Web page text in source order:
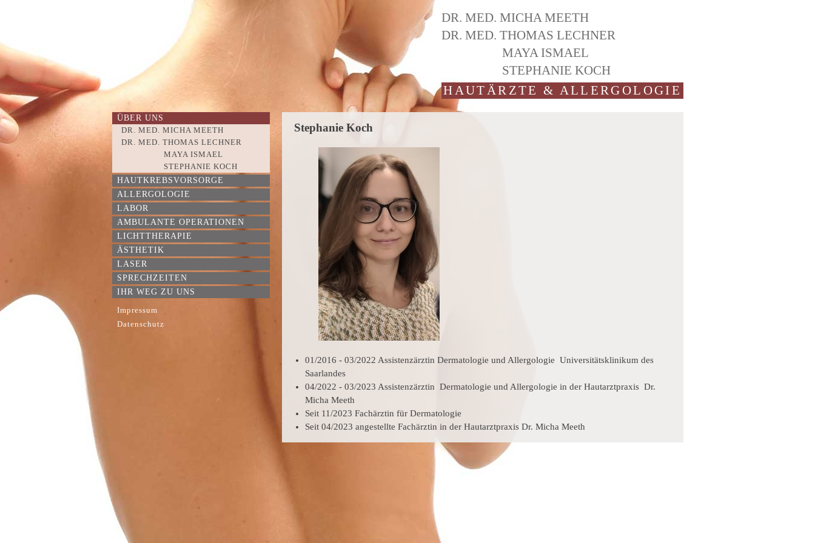
DR. MED.MICHA MEETH
DR. MED.THOMAS LECHNER
MAYA ISMAEL
STEPHANIE KOCH
HAUTÄRZTE & ALLERGOLOGIE
ÜBER UNS
DR. MED. MICHA MEETH
DR. MED. THOMAS LECHNER
MAYA ISMAEL
STEPHANIE KOCH
HAUTKREBSVORSORGE
ALLERGOLOGIE
LABOR
AMBULANTE OPERATIONEN
LICHTTHERAPIE
ÄSTHETIK
LASER
SPRECHZEITEN
IHR WEG ZU UNS
Impressum
Datenschutz
Stephanie Koch
01/2016 - 03/2022 Assistenzärztin Dermatologie und Allergologie Universitätsklinikum des
Saarlandes
04/2022 - 03/2023 Assistenzärztin Dermatologie und Allergologie in der Hautarztpraxis Dr.
Micha Meeth
Seit 11/2023 Fachärztin für Dermatologie
Seit 04/2023 angestellte Fachärztin in der Hautarztpraxis Dr. Micha Meeth